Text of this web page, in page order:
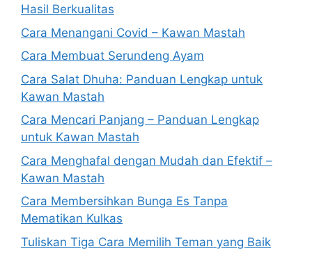
Hasil Berkualitas
Cara Menangani Covid – Kawan Mastah
Cara Membuat Serundeng Ayam
Cara Salat Dhuha: Panduan Lengkap untuk
Kawan Mastah
Cara Mencari Panjang – Panduan Lengkap
untuk Kawan Mastah
Cara Menghafal dengan Mudah dan Efektif –
Kawan Mastah
Cara Membersihkan Bunga Es Tanpa
Mematikan Kulkas
Tuliskan Tiga Cara Memilih Teman yang Baik